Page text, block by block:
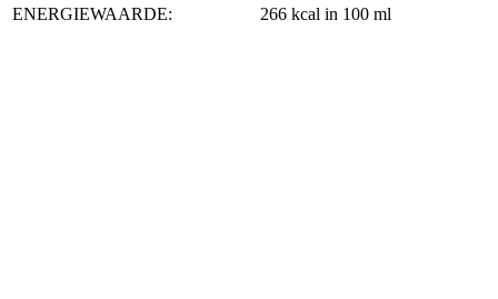
ENERGIEWAARDE:
266 kcal in 100 ml